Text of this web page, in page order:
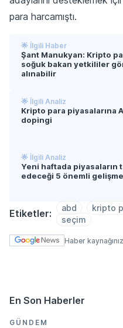
para harcamıştı.
🌟 İlgili Haber
Şant Manukyan: Kripto
soğuk bakan yetkililer
alınabilir
🌟 İlgili Analiz
Kripto para piyasalarına
dopingi
🌟 İlgili Analiz
Yeni haftada piyasaların
edeceği 5 önemli gelişme
Etiketler: abd kripto
seçim
Haber
En Son Haberler
GÜNDEM